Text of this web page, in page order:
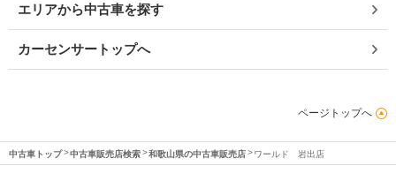
エリアから中古車を探す
カーセンサートップへ
ページトップへ
中古車トップ 中古車販売店検索 和歌山県の中古車販売店 ワールド 岩出店